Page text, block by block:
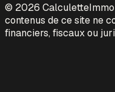
© 2026 CalculetteImmo
contenus de ce site ne
financiers, fiscaux ou